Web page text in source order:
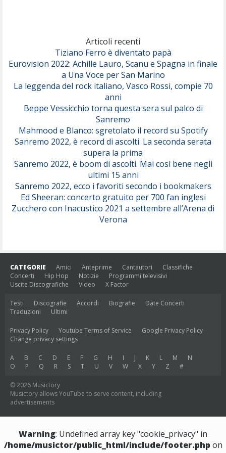
Serenamente
Articoli recenti
Tiziano Ferro è diventato papà
Eurovision 2022: Achille Lauro, Scanu e Spagna in finale
a Una Voce per San Marino
La leggenda del rock italiano, Vasco Rossi, compie 70
anni
Beppe Vessicchio torna questa sera sul palco di
Sanremo
Mahmood e Blanco: sgretolato il record su Spotify
Sanremo 2022, è record di ascolti. La seconda serata
supera la prima
Sanremo 2022, è boom di ascolti. Mai così bene negli
ultimi 15 anni
Sanremo 2022, ecco i favoriti secondo i bookmakers
Ed Sheeran: concerto gratuito per 700 fan inglesi
Zucchero con Inacustico 2021 a settembre all’Arena di
Verona
CATEGORIE Amici Anteprime Cantautori
Classifiche
Concerti
Hip Hop Notizie
Programmi televisivi
Uscite Discografiche
Video X Factor
Testi Discografie Accordi Biografie
Date Concerti
Traduzioni
Ultimi
Privacy Policy Youtube Terms of Service
Google Privacy Policy
Change privacy settings
A B C D E F G H I J K L M
N
O
P Q R S T U V W X Y Z #
© 2026 Musictory
Musictory allows YouTube to serve content, including
advertisements
Warning: Undefined array key "cookie_privacy" in
/home/musictor/public_html/include/footer.php on